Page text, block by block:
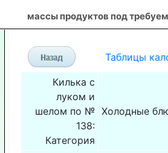
массы продуктов под
Таблицы
Килька с
луком и
шелом по №
138:
Категория
Холодные